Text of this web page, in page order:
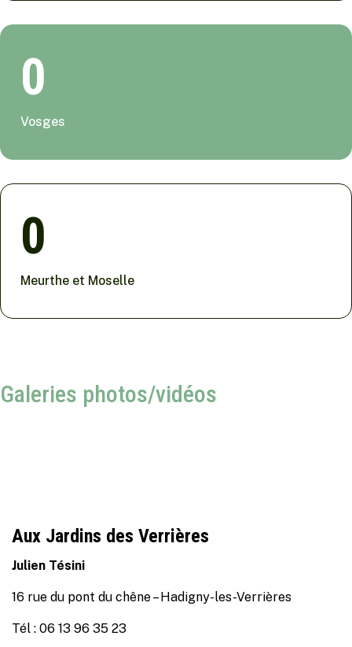
0
Vosges
0
Meurthe et Moselle
Galeries photos/vidéos
Aux Jardins des Verrières
Julien Tésini
16 rue du pont du chêne – Hadigny-les-Verrières
Tél : 06 13 96 35 23